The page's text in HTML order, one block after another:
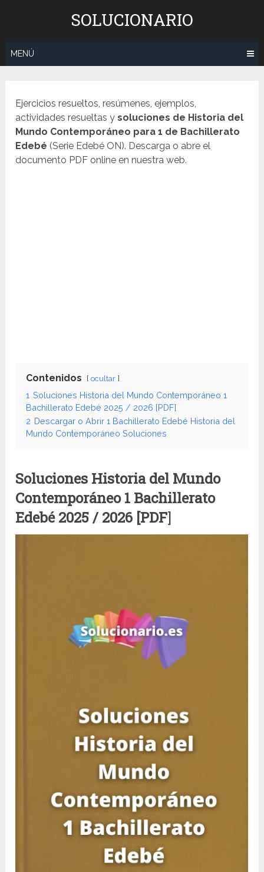
SOLUCIONARIO
MENÚ
Ejercicios resueltos, resúmenes, ejemplos,
actividades resueltas ysoluciones de Historia del
Mundo Contemporáneo para 1 de Bachillerato
Edebé (Serie Edebé ON). Descarga o abre el
documento PDF online en nuestra web.
Contenidos ocultar
1 Soluciones Historia del Mundo Contemporáneo 1
Bachillerato Edebé 2025 / 2026 [PDF]
2 Descargar o Abrir 1 Bachillerato Edebé Historia del
Mundo Contemporáneo Soluciones
Soluciones Historia del Mundo
Contemporáneo 1 Bachillerato
Edebé 2025 / 2026 [PDF]